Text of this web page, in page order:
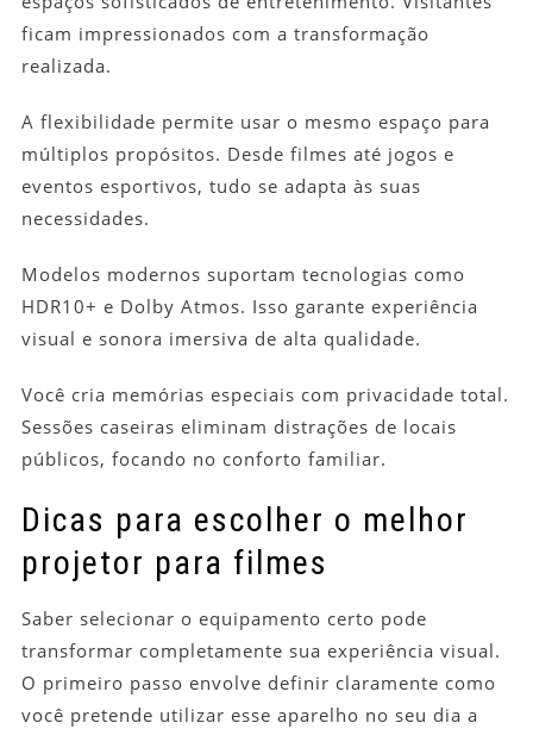
ficam impressionados com a transformação
realizada.
A flexibilidade permite usar o mesmo espaço para
múltiplos propósitos. Desde filmes até jogos e
eventos esportivos, tudo se adapta às suas
necessidades.
Modelos modernos suportam tecnologias como
HDR10+ e Dolby Atmos. Isso garante experiência
visual e sonora imersiva de alta qualidade.
Você cria memórias especiais com privacidade total.
Sessões caseiras eliminam distrações de locais
públicos, focando no conforto familiar.
Dicas para escolher o melhor
projetor para filmes
Saber selecionar o equipamento certo pode
transformar completamente sua experiência visual.
O primeiro passo envolve definir claramente como
você pretende utilizar esse aparelho no seu dia a